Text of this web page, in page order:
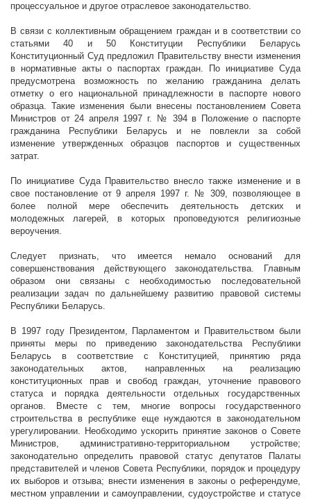
процессуальное и другое отраслевое законодательство.
В связи с коллективным обращением граждан и в соответствии со
статьями 40 и 50 Конституции Республики Беларусь
Конституционный Суд предложил Правительству внести изменения
в нормативные акты о паспортах граждан. По инициативе Суда
предусмотрена возможность по желанию гражданина делать
отметку о его национальной принадлежности в паспорте нового
образца. Такие изменения были внесены постановлением Совета
Министров от 24 апреля 1997 г. № 394 в Положение о паспорте
гражданина Республики Беларусь и не повлекли за собой
изменение утвержденных образцов паспортов и существенных
затрат.
По инициативе Суда Правительство внесло также изменение и в
свое постановление от 9 апреля 1997 г. № 309, позволяющее в
более полной мере обеспечить деятельность детских и
молодежных лагерей, в которых проповедуются религиозные
вероучения.
Следует признать, что имеется немало оснований для
совершенствования действующего законодательства. Главным
образом они связаны с необходимостью последовательной
реализации задач по дальнейшему развитию правовой системы
Республики Беларусь.
В 1997 году Президентом, Парламентом и Правительством были
приняты меры по приведению законодательства Республики
Беларусь в соответствие с Конституцией, принятию ряда
законодательных актов, направленных на реализацию
конституционных прав и свобод граждан, уточнение правового
статуса и порядка деятельности отдельных государственных
органов. Вместе с тем, многие вопросы государственного
строительства в республике еще нуждаются в законодательном
урегулировании. Необходимо ускорить принятие законов о Совете
Министров, административно-территориальном устройстве;
законодательно определить правовой статус депутатов Палаты
представителей и членов Совета Республики, порядок и процедуру
их выборов и отзыва; внести изменения в законы о референдуме,
местном управлении и самоуправлении, судоустройстве и статусе